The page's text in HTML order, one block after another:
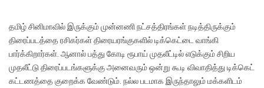
தமிழ் சினிமாவில் இருக்கும் முன்னணி நட்சத்திரங்கள் நடித்திருக்கும்
திரைப்படத்தை ரசிகர்கள் திரையரங்குகளில் டிக்கெட்டை வாங்கி
பார்க்கிறார்கள். ஆனால் பத்து கோடி ரூபாய் முதலீட்டில் எடுக்கும் சிறிய
முதலீட்டு திரைப்படங்களுக்கு அனைவரும் ஒன்று கூடி விவாதித்து டிக்கெட்
கட்டணத்தை குறைக்க வேண்டும். நல்ல படமாக இருந்தாலும் மக்களிடம்